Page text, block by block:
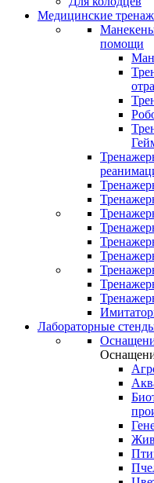
Медицинские
помощи
Лабораторные